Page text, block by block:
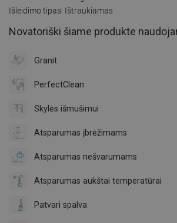
Išleidimo tipas: Ištraukiamas
Novatoriški šiame produkte
Granit
PerfectClean
Skylės išmušimui
Atsparumas įbrėžimams
Atsparumas nešvarumams
Atsparumas aukštai temperatūrai
Patvari spalva